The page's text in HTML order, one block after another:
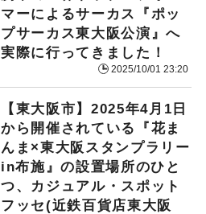
マーによるサーカス『ポッ
プサーカス東大阪公演』へ
実際に行ってきました！
2025/10/01 23:20
【東大阪市】2025年4月1日
から開催されている『花ま
んま×東大阪スタンプラリー
in布施』の設置場所のひと
つ、カジュアル・スポット
フッセ(近鉄百貨店東大阪